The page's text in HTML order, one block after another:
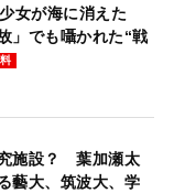
女が海に消えた
」でも囁かれた“戦
施設？ 葉加瀬太
藝大、筑波大、学